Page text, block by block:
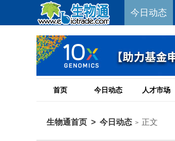
今日动态
首页 今日动态 人才市场
生物通首页 > 今日动态 > 正文